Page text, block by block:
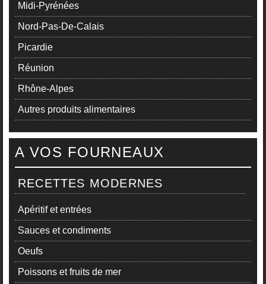
Midi-Pyrénées
Nord-Pas-De-Calais
Picardie
Réunion
Rhône-Alpes
Autres produits alimentaires
A VOS FOURNEAUX
RECETTES MODERNES
Apéritif et entrées
Sauces et condiments
Oeufs
Poissons et fruits de mer